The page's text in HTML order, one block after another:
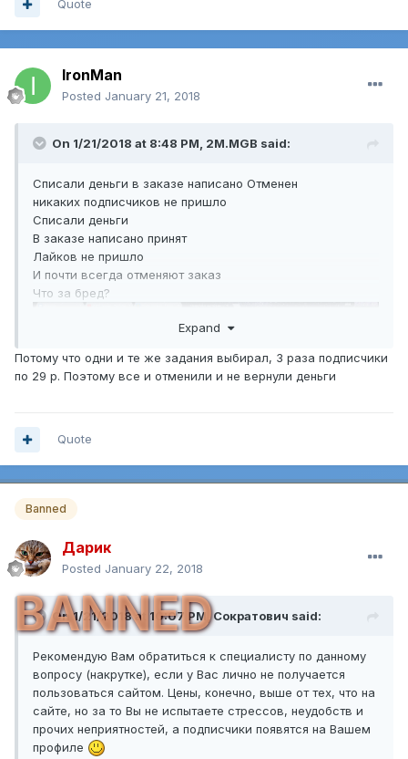
Quote
IronMan
Posted January 21, 2018
On 1/21/2018 at 8:48 PM, 2M.MGB said:
Списали деньги в заказе написано Отменен
никаких подписчиков не пришло
Списали деньги
В заказе написано принят
Лайков не пришло
И почти всегда отменяют заказ
Что за бред?
Expand
Потому что одни и те же задания выбирал, 3 раза подписчики
по 29 р. Поэтому все и отменили и не вернули деньги
Quote
Banned
Дарик
Posted January 22, 2018
BANNED
On 1/21/2018 at 10:07 PM,Сократович said:
Рекомендую Вам обратиться к специалисту по данному
вопросу (накрутке), если у Вас лично не получается
пользоваться сайтом. Цены, конечно, выше от тех, что на
сайте, но за то Вы не испытаете стрессов, неудобств и
прочих неприятностей, а подписчики появятся на Вашем
профиле